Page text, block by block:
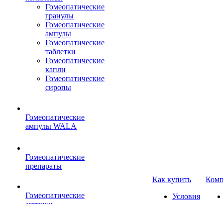
Гомеопатические
гранулы
Гомеопатические
ампулы
Гомеопатические
таблетки
Гомеопатические
капли
Гомеопатические
сиропы
Гомеопатические
ампулы WALA
Гомеопатические
препараты
Гомеопатические
Как купить
Условия